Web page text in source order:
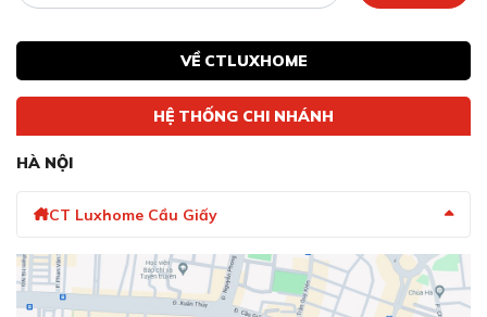
VỀ CTLUXHOME
HỆ THỐNG CHI NHÁNH
HÀ NỘI
CT Luxhome Cầu Giấy